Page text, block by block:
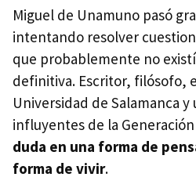
Miguel de Unamuno pasó
intentando resolver
que probablemente no
definitiva. Escritor, filósofo,
Universidad de Salamanca y
influyentes de la
duda en una forma de
forma de vivir.